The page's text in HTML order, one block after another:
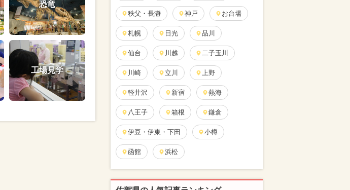
恐竜
工場見学
秩父・長瀞 神戸 お台場
札幌 日光 品川
仙台 川越 二子玉川
川崎 立川 上野
軽井沢 新宿 熱海
八王子 箱根 鎌倉
伊豆・伊東・下田 小樽
函館 浜松